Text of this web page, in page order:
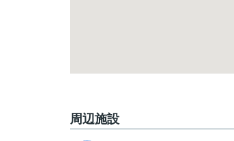
周辺施設